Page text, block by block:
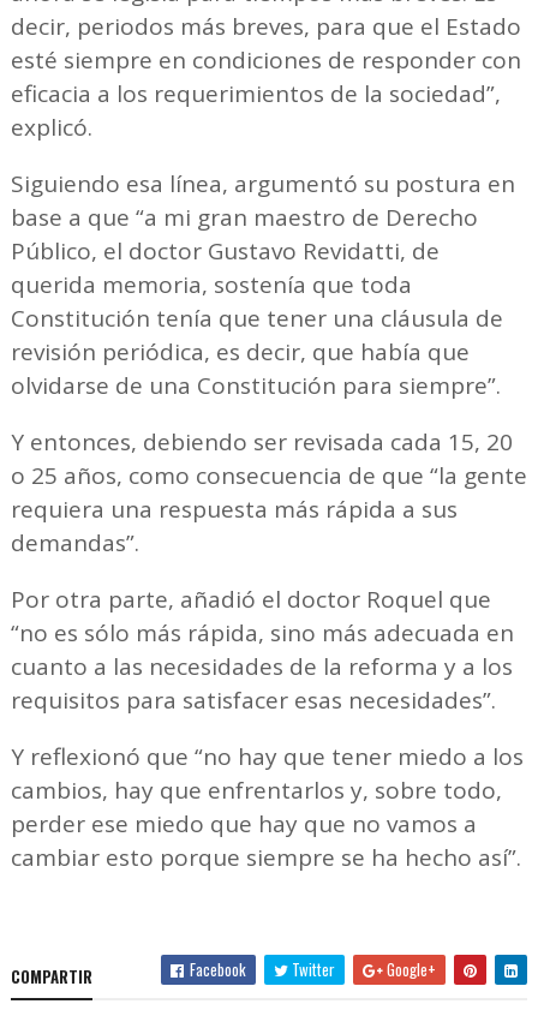
decir, periodos más breves, para que el Estado
esté siempre en condiciones de responder con
eficacia a los requerimientos de la sociedad”,
explicó.
Siguiendo esa línea, argumentó su postura en
base a que “a mi gran maestro de Derecho
Público, el doctor Gustavo Revidatti, de
querida memoria, sostenía que toda
Constitución tenía que tener una cláusula de
revisión periódica, es decir, que había que
olvidarse de una Constitución para siempre”.
Y entonces, debiendo ser revisada cada 15, 20
o 25 años, como consecuencia de que “la gente
requiera una respuesta más rápida a sus
demandas”.
Por otra parte, añadió el doctor Roquel que
“no es sólo más rápida, sino más adecuada en
cuanto a las necesidades de la reforma y a los
requisitos para satisfacer esas necesidades”.
Y reflexionó que “no hay que tener miedo a los
cambios, hay que enfrentarlos y, sobre todo,
perder ese miedo que hay que no vamos a
cambiar esto porque siempre se ha hecho así”.
COMPARTIR Facebook Twitter Google+